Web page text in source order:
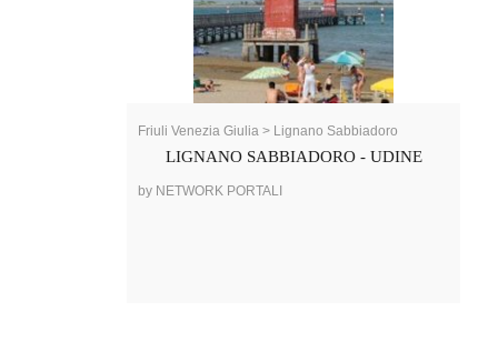
Friuli Venezia Giulia > Lignano Sabbiadoro
LIGNANO SABBIADORO - UDINE
by NETWORK PORTALI